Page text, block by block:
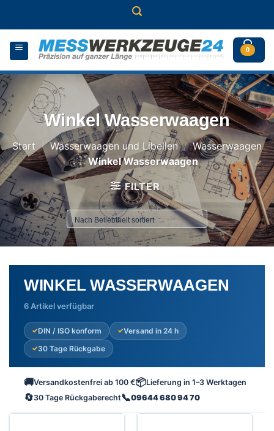
0
Winkel Wasserwaagen
Start / Wasserwaagen und Libellen / Wasserwaagen
/ Winkel Wasserwaagen
FILTER
WINKEL WASSERWAAGEN
6 Artikel verfügbar
DIN / ISO konform
Versand in 24 h
30 Tage Rückgabe
🚚Versandkostenfrei ab 100 €📦Lieferung in 1–3 Werktagen
🔄30 Tage Rückgaberecht📞09644 680 94 70